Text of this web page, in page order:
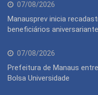
07/08/2026
Manausprev inicia
beneficiários
07/08/2026
Prefeitura de Manaus
Bolsa Universidade